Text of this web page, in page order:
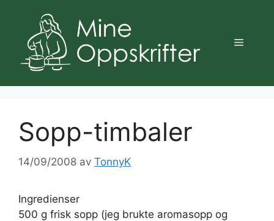
innhold
Meny
Sopp-timbaler
14/09/2008 av TonnyK
Ingredienser
500 g frisk sopp (jeg brukte aromasopp og